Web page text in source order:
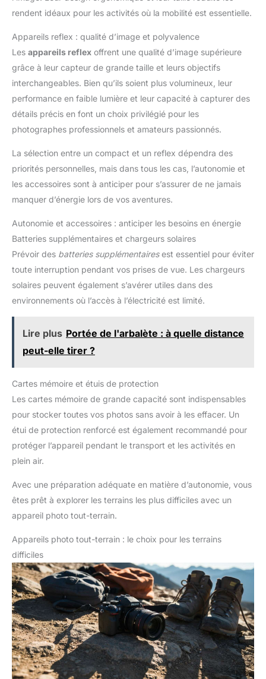
rendent idéaux pour les activités où la mobilité est essentielle.
Appareils reflex : qualité d’image et polyvalence
Les appareils reflex offrent une qualité d’image supérieure
grâce à leur capteur de grande taille et leurs objectifs
interchangeables. Bien qu’ils soient plus volumineux, leur
performance en faible lumière et leur capacité à capturer des
détails précis en font un choix privilégié pour les
photographes professionnels et amateurs passionnés.
La sélection entre un compact et un reflex dépendra des
priorités personnelles, mais dans tous les cas, l’autonomie et
les accessoires sont à anticiper pour s’assurer de ne jamais
manquer d’énergie lors de vos aventures.
Autonomie et accessoires : anticiper les besoins en énergie
Batteries supplémentaires et chargeurs solaires
Prévoir des batteries supplémentairesest essentiel pour éviter
toute interruption pendant vos prises de vue. Les chargeurs
solaires peuvent également s’avérer utiles dans des
environnements où l’accès à l’électricité est limité.
Lire plus Portée de l'arbalète : à quelle distance
peut-elle tirer ?
Cartes mémoire et étuis de protection
Les cartes mémoire de grande capacité sont indispensables
pour stocker toutes vos photos sans avoir à les effacer. Un
étui de protection renforcé est également recommandé pour
protéger l’appareil pendant le transport et les activités en
plein air.
Avec une préparation adéquate en matière d’autonomie, vous
êtes prêt à explorer les terrains les plus difficiles avec un
appareil photo tout-terrain.
Appareils photo tout-terrain : le choix pour les terrains
difficiles